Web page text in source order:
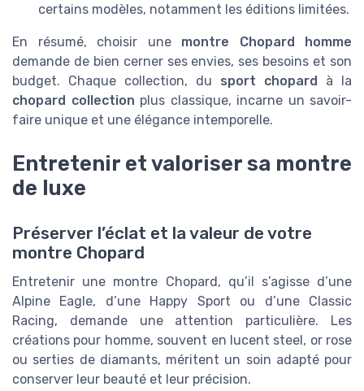
certains modèles, notamment les éditions limitées.
En résumé, choisir une montre Chopard homme
demande de bien cerner ses envies, ses besoins et son
budget. Chaque collection, du sport chopard à la
chopard collection plus classique, incarne un savoir-
faire unique et une élégance intemporelle.
Entretenir et valoriser sa montre
de luxe
Préserver l’éclat et la valeur de votre
montre Chopard
Entretenir une montre Chopard, qu’il s’agisse d’une
Alpine Eagle, d’une Happy Sport ou d’une Classic
Racing, demande une attention particulière. Les
créations pour homme, souvent en lucent steel, or rose
ou serties de diamants, méritent un soin adapté pour
conserver leur beauté et leur précision.